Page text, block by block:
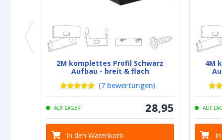
2M komplettes Profil Schwarz
Aufbau - breit & flach
(7 bewertungen)
AUF LAGER 28,95
In den Warenkorb
4M
AUF